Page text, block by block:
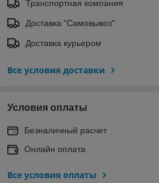
Транспортная компания
Доставка "Самовывоз"
Доставка курьером
Все условия доставки
Условия оплаты
Безналичный расчет
Онлайн оплата
Все условия оплаты